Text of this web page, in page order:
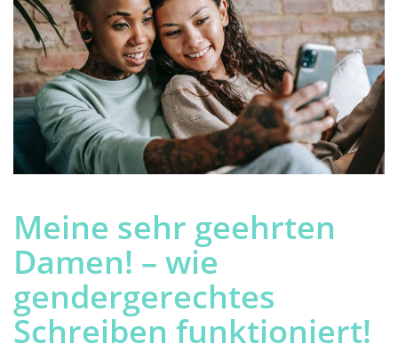
Meine sehr geehrten
Damen! – wie
gendergerechtes
Schreiben funktioniert!